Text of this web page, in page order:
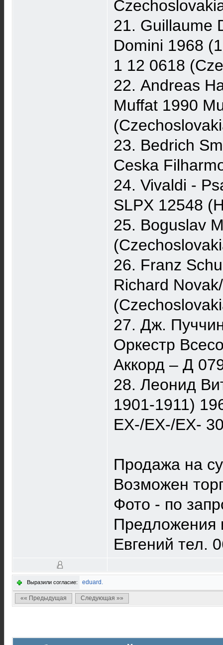
21. Guillaume
Domini 1968
1 12 0618
22. Andreas
Muffat 1990
23. Bedrich
Ceska
24. Vivaldi -
SLPX 12548
25. Boguslav
26. Franz
Richard
27. Дж.
Оркестр
Аккорд ‎– Д
28. Леонид
1901-1911)
ЕХ-/EX-/EX-
Продажа на
Возможен
Фото - по
Предложения
Евгений тел.
Выразили согласие: eduard.
«« Предыдущая Следующая »»